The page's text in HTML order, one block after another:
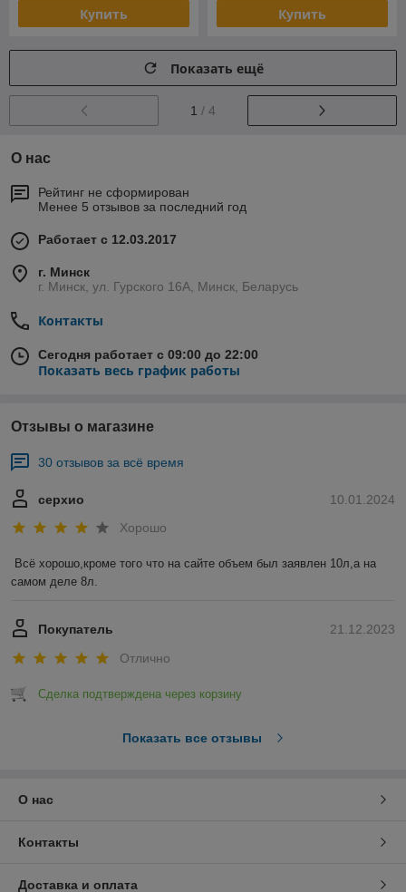
Купить Купить
Показать ещё
1 / 4
О нас
Рейтинг не сформирован
Менее 5 отзывов за последний год
Работает с 12.03.2017
г. Минск
г. Минск, ул. Гурского 16А, Минск, Беларусь
Контакты
Сегодня работает с 09:00 до 22:00
Показать весь график работы
Отзывы о магазине
30 отзывов за всё время
10.01.2024
серхио
Хорошо
Всё хорошо,кроме того что на сайте объем был заявлен 10л,а на
самом деле 8л.
21.12.2023
Покупатель
Отлично
Сделка подтверждена через корзину
Показать все отзывы
О нас
Контакты
Доставка и оплата